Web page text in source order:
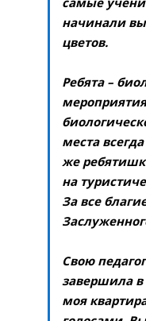
начинали
цветов.
Ребята –
места
же
на
За все
Свою
завершила в
моя